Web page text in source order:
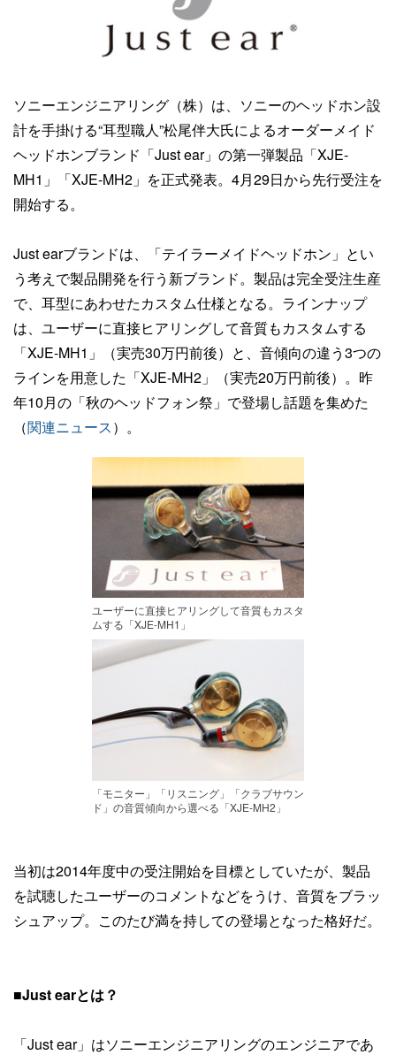
ソニーエンジニアリング（株）は、ソニーのヘッドホン設
計を手掛ける“耳型職人”松尾伴大氏によるオーダーメイド
ヘッドホンブランド「Just ear」の第一弾製品「XJE-
MH1」「XJE-MH2」を正式発表。4月29日から先行受注を
開始する。
Just earブランドは、「テイラーメイドヘッドホン」とい
う考えで製品開発を行う新ブランド。製品は完全受注生産
で、耳型にあわせたカスタム仕様となる。ラインナップ
は、ユーザーに直接ヒアリングして音質もカスタムする
「XJE-MH1」（実売30万円前後）と、音傾向の違う3つの
ラインを用意した「XJE-MH2」（実売20万円前後）。昨
年10月の「秋のヘッドフォン祭」で登場し話題を集めた
（関連ニュース）。
ユーザーに直接ヒアリングして音質もカスタ
ムする「XJE-MH1」
「モニター」「リスニング」「クラブサウン
ド」の音質傾向から選べる「XJE-MH2」
当初は2014年度中の受注開始を目標としていたが、製品
を試聴したユーザーのコメントなどをうけ、音質をブラッ
シュアップ。このたび満を持しての登場となった格好だ。
■Just earとは？
「Just ear」はソニーエンジニアリングのエンジニアであ